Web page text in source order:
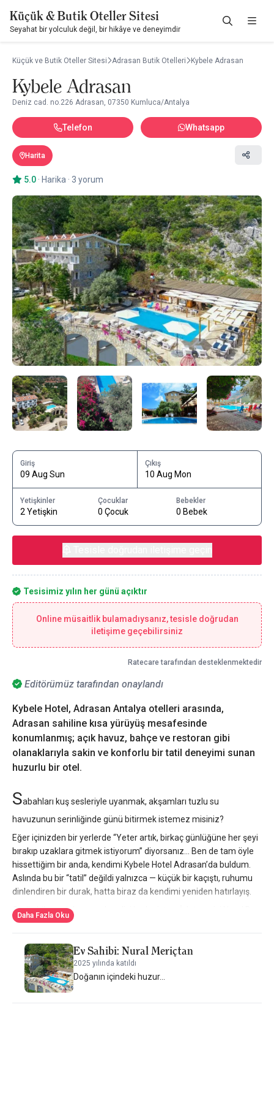
Küçük & Butik Oteller Sitesi
Seyahat bir yolculuk değil, bir hikâye ve deneyimdir
Küçük ve Butik Oteller Sitesi Adrasan Butik Otelleri Kybele Adrasan
Kybele Adrasan
Deniz cad. no.226 Adrasan, 07350 Kumluca/Antalya
Telefon Whatsapp
Harita
5.0 · Harika · 3 yorum
Editörümüz tarafından onaylandı
Kybele Hotel, Adrasan Antalya otelleri arasında,
Adrasan sahiline kısa yürüyüş mesafesinde
konumlanmış; açık havuz, bahçe ve restoran gibi
olanaklarıyla sakin ve konforlu bir tatil deneyimi sunan
huzurlu bir otel.
Sabahları kuş sesleriyle uyanmak, akşamları tuzlu su
havuzunun serinliğinde günü bitirmek istemez misiniz?
Eğer içinizden bir yerlerde “Yeter artık, birkaç günlüğüne her şeyi
bırakıp uzaklara gitmek istiyorum” diyorsanız… Ben de tam öyle
hissettiğim bir anda, kendimi Kybele Hotel Adrasan’da buldum.
Aslında bu bir “tatil” değildi yalnızca — küçük bir kaçıştı, ruhumu
dinlendiren bir durak, hatta biraz da kendimi yeniden hatırlayış.
Otelin hikayesi de en az kendisi kadar içten. İşletmecisi Nural Bey,
uzun yıllar özel sektörde eğitimcilik yaptıktan sonra 2023’te
doğaya karışmak istemiş. Ve bir bakmış, Adrasan’ın yeşiline mavi
karışan yamacında Kybele Hotel’in ruhunu besliyor.
“Konfor mu, sadelik mi? Belki de tam arası”
Daha Fazla Oku
Ev Sahibi: Nural Meriçtan
2025 yılında katıldı
Doğanın içindeki huzur...
Giriş
09 Aug Sun
Çıkış
10 Aug Mon
Yetişkinler
2 Yetişkin
Çocuklar
0 Çocuk
Bebekler
0 Bebek
Tesisimiz yılın her günü açıktır
Online müsaitlik bulamadıysanız, tesisle doğrudan
iletişime geçebilirsiniz
Ratecare tarafından desteklenmektedir